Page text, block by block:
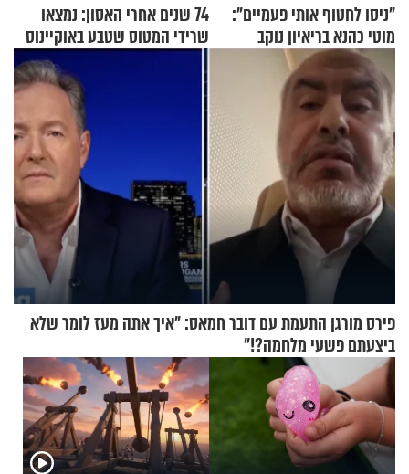
"ניסו לחטוף אותי פעמיים":
מוטי כהנא בריאיון נוקב
74 שנים אחרי האסון: נמצאו
שרידי המטוס שטבע באוקיינוס
עם עשרות נוסעים
פירס מורגן התעמת עם דובר חמאס: "איך אתה מעז לומר שלא
ביצעתם פשעי מלחמה?!"